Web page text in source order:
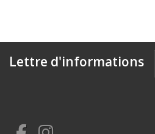
Lettre d'informations